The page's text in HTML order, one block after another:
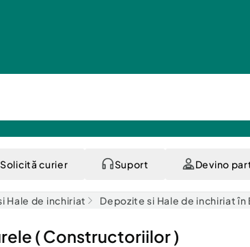
Solicită curier Suport Devino
Hale de inchiriat Depozite si Hale de inchiriat
( Constructoriilor )